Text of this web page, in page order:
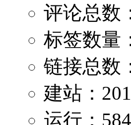
评论总数
标签数量
链接总数
建站：
运行：